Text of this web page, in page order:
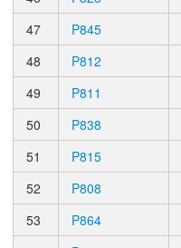
47
P845
48
P812
49
P811
50
P838
51
P815
52
P808
53
P864